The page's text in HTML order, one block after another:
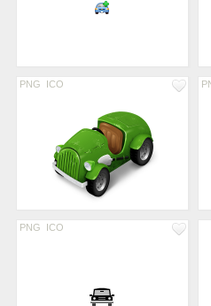
PNG ICO
PNG ICO